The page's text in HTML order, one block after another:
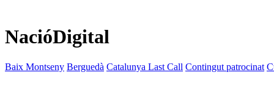
NacióDigital
Baix Montseny Berguedà Catalunya Last Call Contingut patrocinat